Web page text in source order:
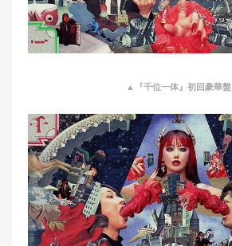
▲『千位一体』初回豪華盤